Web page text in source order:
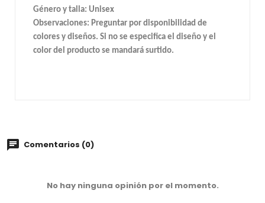
Género y talla: Unisex
Observaciones: Preguntar por disponibilidad de
colores y diseños. Si no se especifica el diseño y el
color del producto se mandará surtido.
Comentarios (0)
No hay ninguna opinión por el momento.